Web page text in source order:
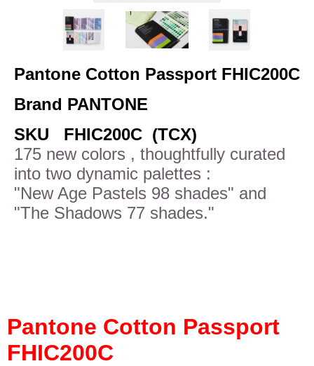
Pantone Cotton Passport FHIC200C
Brand PANTONE
SKU FHIC200C (TCX)
175 new colors , thoughtfully curated
into two dynamic palettes :
"New Age Pastels 98 shades" and
"The Shadows 77 shades."
Pantone Cotton Passport
FHIC200C